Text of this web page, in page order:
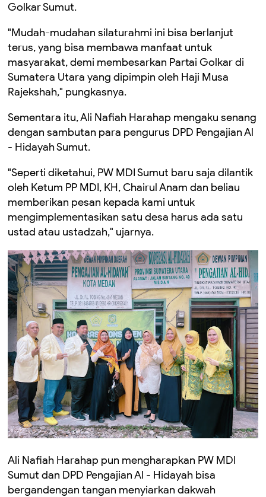
Golkar Sumut.
"Mudah-mudahan silaturahmi ini bisa berlanjut
terus, yang bisa membawa manfaat untuk
masyarakat, demi membesarkan Partai Golkar di
Sumatera Utara yang dipimpin oleh Haji Musa
Rajekshah," pungkasnya.
Sementara itu, Ali Nafiah Harahap mengaku senang
dengan sambutan para pengurus DPD Pengajian Al
- Hidayah Sumut.
"Seperti diketahui, PW MDI Sumut baru saja dilantik
oleh Ketum PP MDI, KH, Chairul Anam dan beliau
memberikan pesan kepada kami untuk
mengimplementasikan satu desa harus ada satu
ustad atau ustadzah," ujarnya.
Ali Nafiah Harahap pun mengharapkan PW MDI
Sumut dan DPD Pengajian Al - Hidayah bisa
bergandengan tangan menyiarkan dakwah